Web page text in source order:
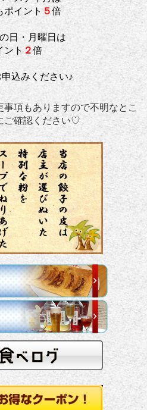
ポイント ５倍
日・月曜日は
ント ２倍
込みください♪
項もありますので不明なとこ
ご確認ください♡